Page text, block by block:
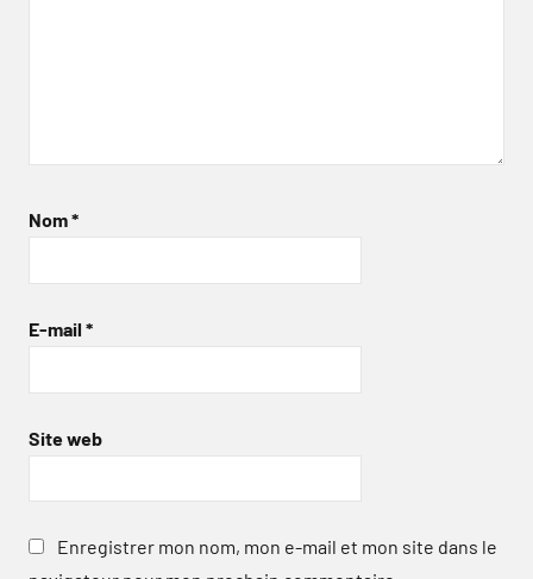
Nom*
E-mail *
Site web
Enregistrer mon nom, mon e-mail et mon site dans le